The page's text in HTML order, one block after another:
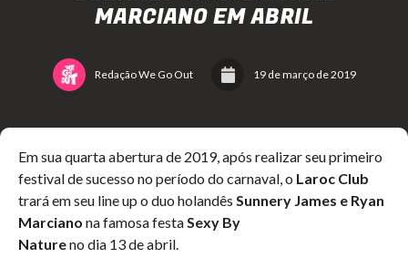
MARCIANO EM ABRIL
Redação We Go Out 19 de março de 2019
Em sua quarta abertura de 2019, após realizar seu primeiro
festival de sucesso no período do carnaval, o Laroc Club
trará em seu line up o duo holandês Sunnery James e Ryan
Marciano na famosa festaSexy By
Natureno dia 13 de abril.